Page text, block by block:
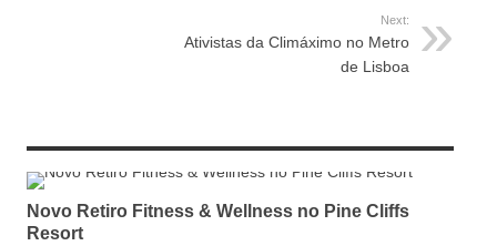
Next:
Ativistas da Climáximo no Metro
de Lisboa
Novo Retiro Fitness & Wellness no Pine Cliffs
Resort